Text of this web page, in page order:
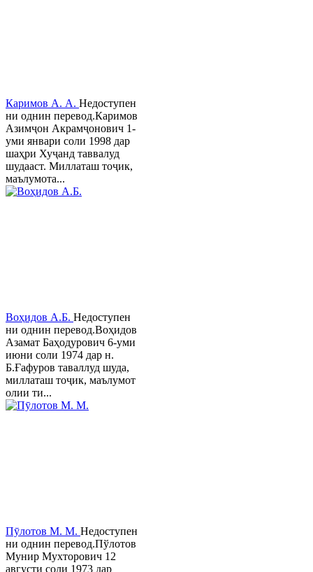
Каримов А. А. Недоступен
ни однин перевод.Каримов
Азимҷон Акрамҷонович 1-
уми январи соли 1998 дар
шаҳри Хуҷанд таввалуд
шудааст. Миллаташ тоҷик,
маълумота...
Воҳидов А.Б. Недоступен
ни однин перевод.Воҳидов
Азамат Баҳодурович 6-уми
июни соли 1974 дар н.
Б.Ғафуров таваллуд шуда,
миллаташ тоҷик, маълумот
олии ти...
Пӯлотов М. М. Недоступен
ни однин перевод.Пўлотов
Мунир Мухторович 12
августи соли 1973 дар